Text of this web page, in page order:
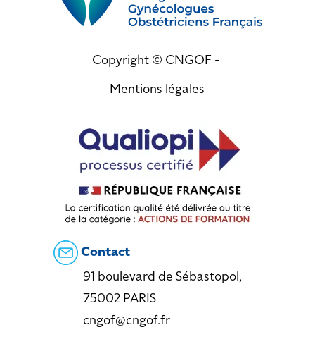
Copyright © CNGOF -
Mentions légales
Contact
91 boulevard de Sébastopol,
75002 PARIS
cngof@cngof.fr